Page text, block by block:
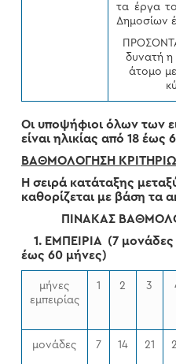
τα έργα
Δημοσίων
δυνατή
άτομο
Οι υποψήφιοι όλων των
είναι ηλικίας από 18 έως
ΒΑΘΜΟΛΟΓΗΣΗ
Η σειρά κατάταξης
καθορίζεται με βάση τα
ΠΙΝΑΚΑΣ
1. ΕΜΠΕΙΡΙΑ (7 μονάδες
έως 60 μήνες)
μήνες
εμπειρίας
1 2 3
μονάδες 7 14 21